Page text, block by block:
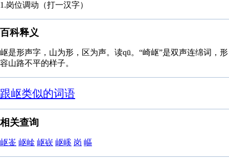
1.岗位调动（打一汉字）
百科释义
岖是形声字，山为形，区为声。读qū。“崎岖”是双声连绵词，形
容山路不平的样子。
跟岖类似的词语
相关查询
岖崟 岖崯 岖嵚 岖嵠 岗 嶇